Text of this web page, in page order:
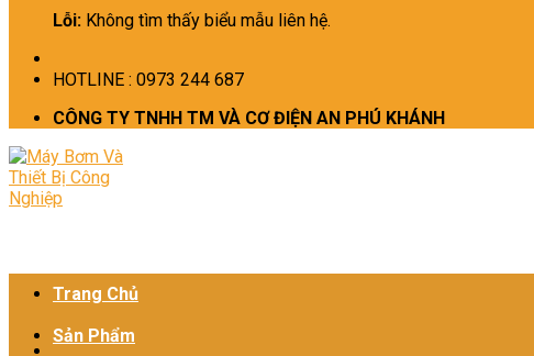
Lỗi: Không tìm thấy biểu mẫu liên hệ.
HOTLINE : 0973 244 687
CÔNG TY TNHH TM VÀ CƠ ĐIỆN AN PHÚ KHÁNH
Trang Chủ
Sản Phẩm